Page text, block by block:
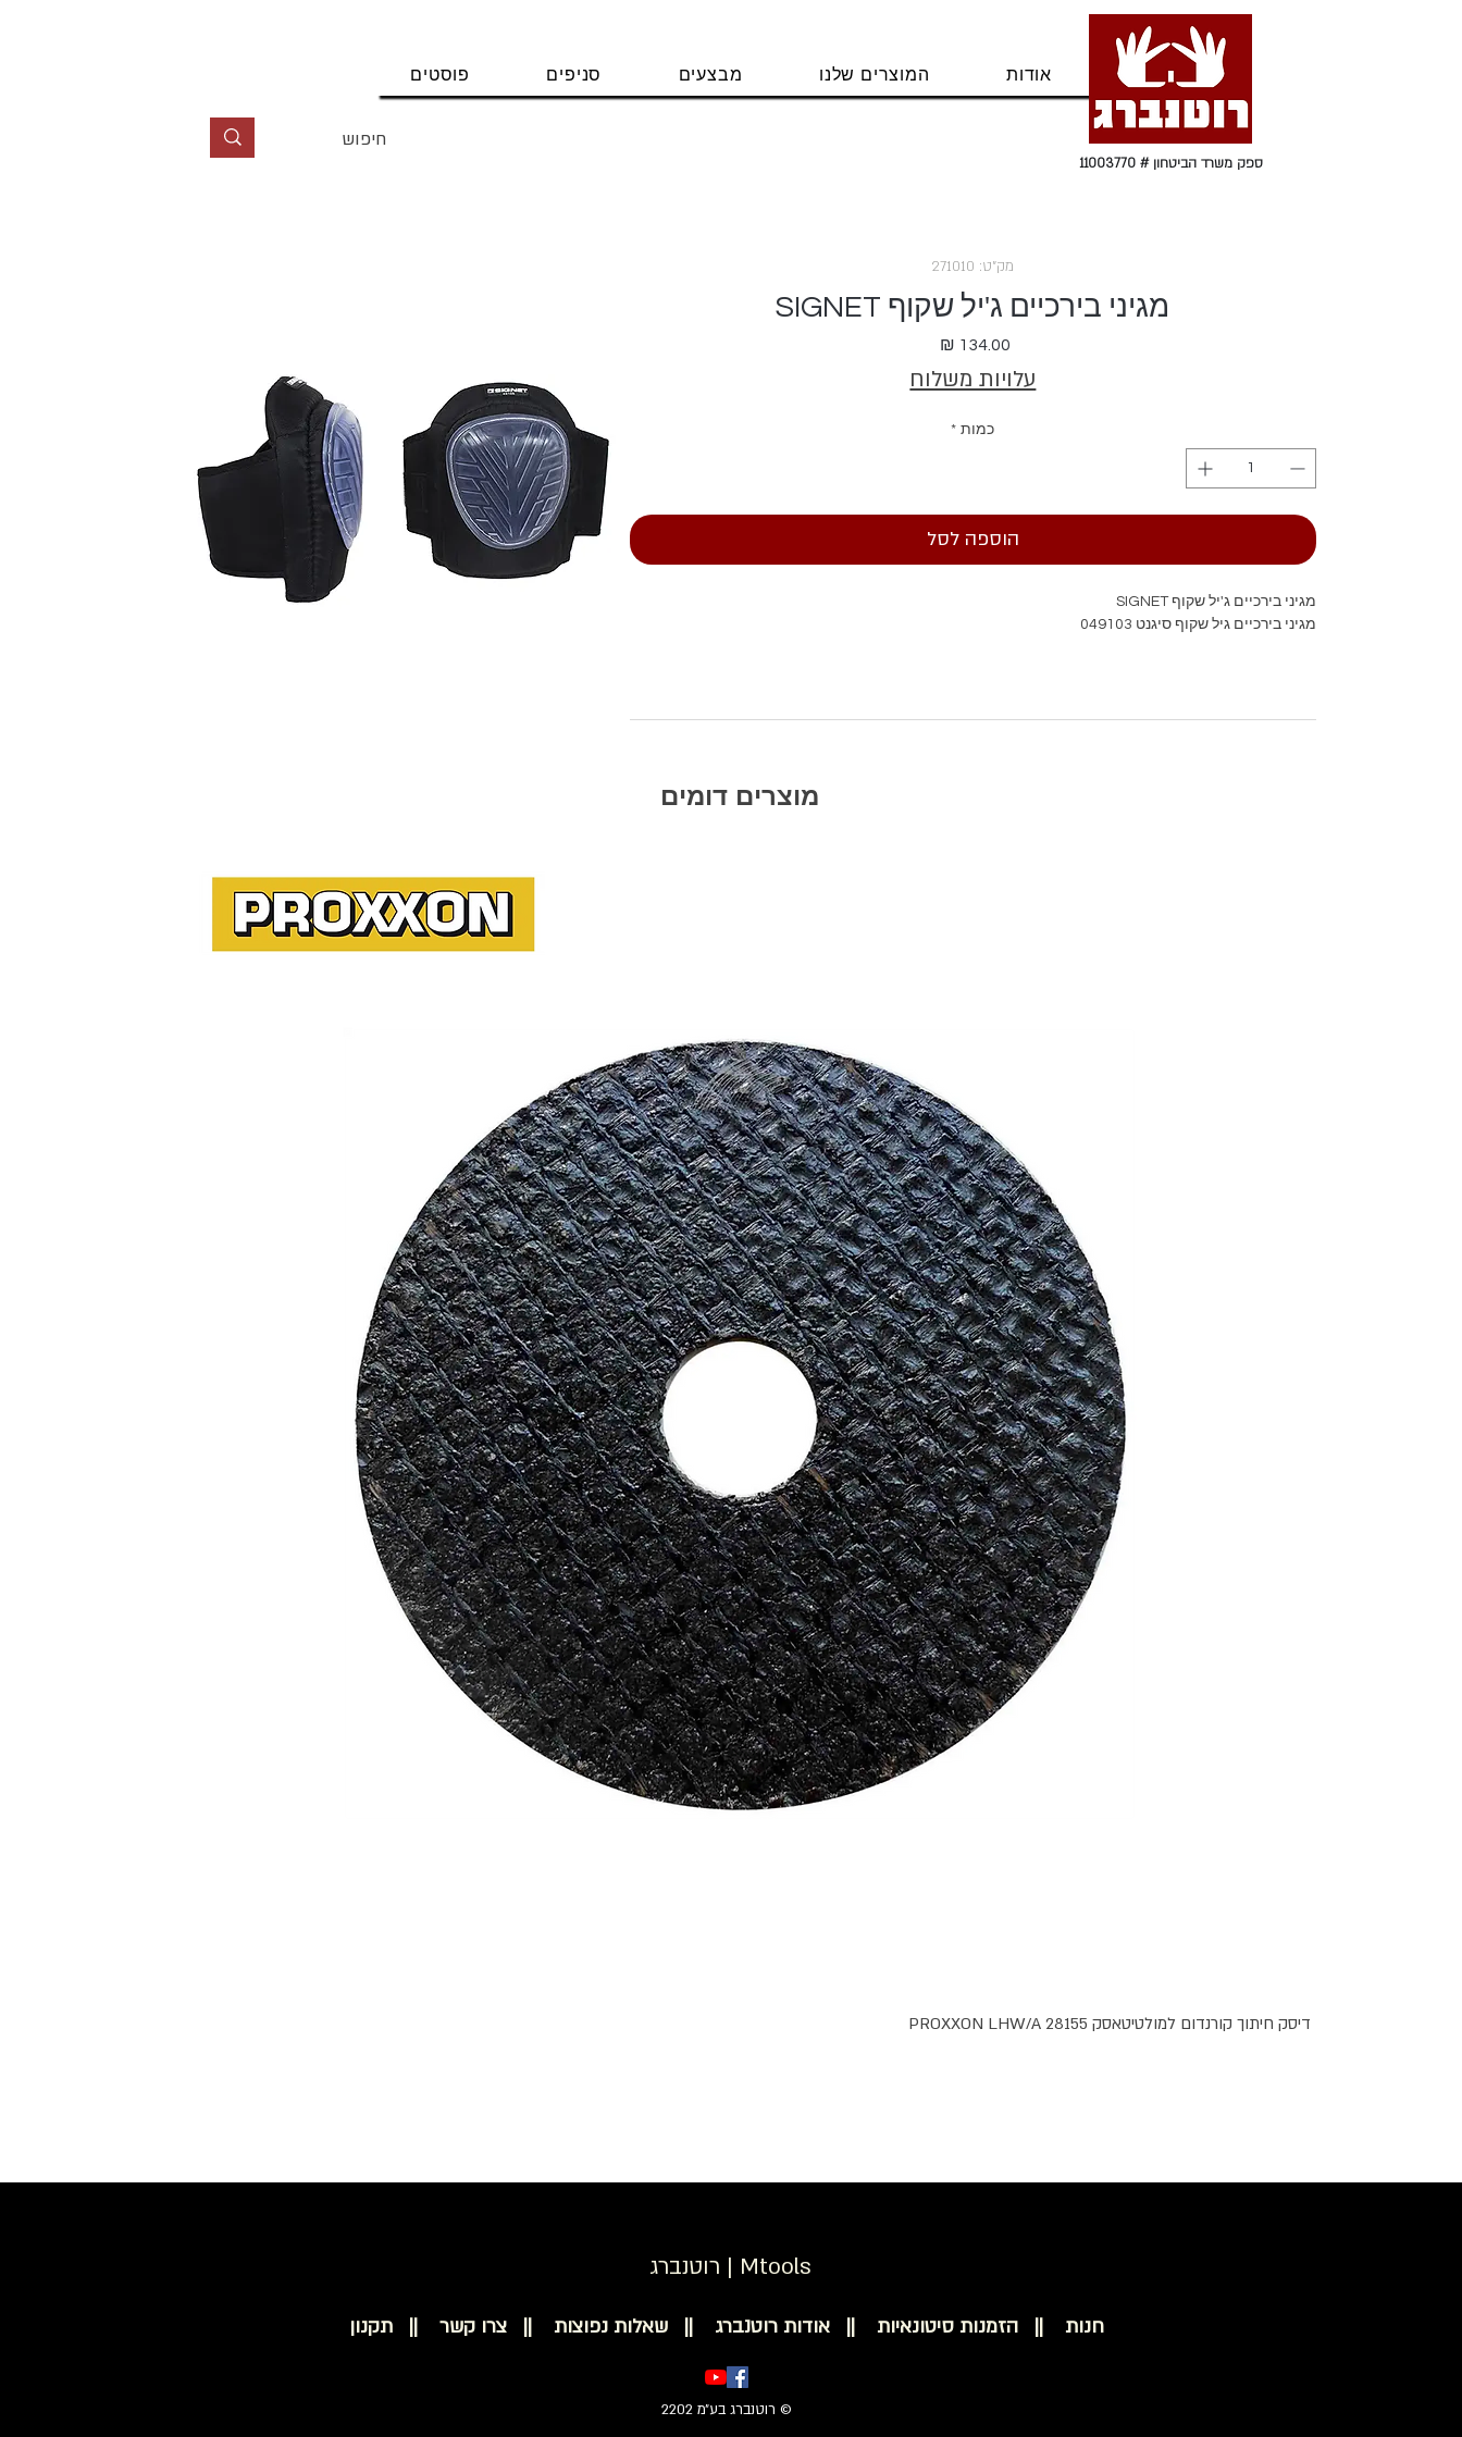
טל' 09-9564464 אודות המוצרים שלנו מבצעים סניפים פוסטים
ספק משרד הביטחון # 11003770
מק"ט: 271010
מגיני בירכיים ג'יל שקוף SIGNET
מחיר
עלויות משלוח
כמות *
הוספה לסל
מגיני בירכיים ג'יל שקוף SIGNET
מגיני בירכיים גיל שקוף סיגנט 049103
מוצרים דומים
דיסק חיתוך קורנדום למולטיטאסק PROXXON LHW/A 28155
רוטנברג | Mtools
חנות || הזמנות סיטונאיות || אודות רוטנברג || שאלות נפוצות || צרו קשר || תקנון
© רוטנברג בע״מ 2202